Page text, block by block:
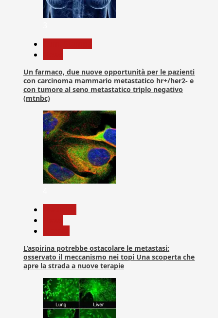
Un farmaco, due nuove opportunità per le pazienti
con carcinoma mammario metastatico hr+/her2- e
con tumore al seno metastatico triplo negativo
(mtnbc)
L’aspirina potrebbe ostacolare le metastasi:
osservato il meccanismo nei topi Una scoperta che
apre la strada a nuove terapie